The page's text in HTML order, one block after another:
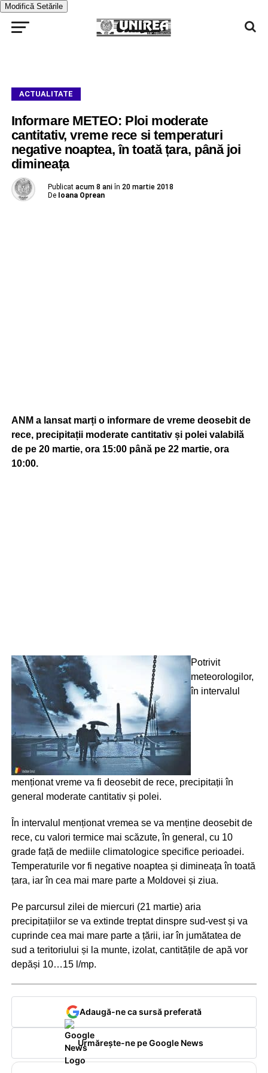
Modifică Setările
ACTUALITATE
Informare METEO: Ploi moderate
cantitativ, vreme rece si temperaturi
negative noaptea, în toată țara, până joi
dimineața
Publicat acum 8 ani în 20 martie 2018
De Ioana Oprean
ANM a lansat marți o informare de vreme deosebit de
rece, precipitații moderate cantitativ și polei valabilă
de pe 20 martie, ora 15:00 până pe 22 martie, ora
10:00.
Potrivit
meteorologilor,
în intervalul
menționat vreme va fi deosebit de rece, precipitații în
general moderate cantitativ și polei.
În intervalul menționat vremea se va menține deosebit de
rece, cu valori termice mai scăzute, în general, cu 10
grade față de mediile climatologice specifice perioadei.
Temperaturile vor fi negative noaptea și dimineața în toată
țara, iar în cea mai mare parte a Moldovei și ziua.
Pe parcursul zilei de miercuri (21 martie) aria
precipitațiilor se va extinde treptat dinspre sud-vest și va
cuprinde cea mai mare parte a țării, iar în jumătatea de
sud a teritoriului și la munte, izolat, cantitățile de apă vor
depăși 10…15 l/mp.
Adaugă-ne ca sursă preferată
Urmărește-ne pe Google News